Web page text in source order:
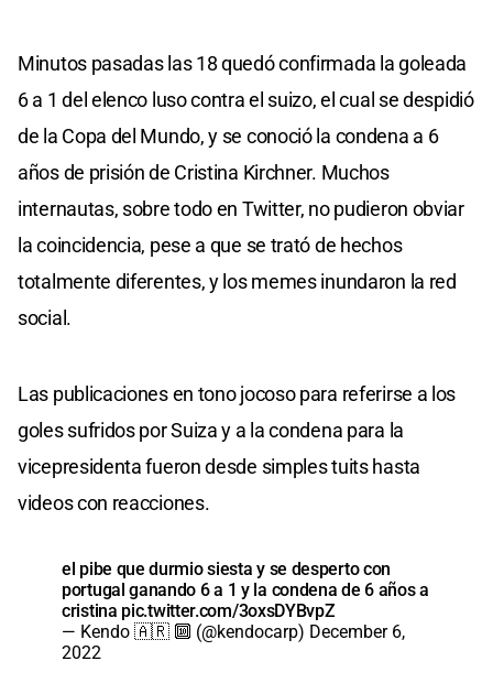
Minutos pasadas las 18 quedó confirmada la goleada
6 a 1 del elenco luso contra el suizo, el cual se despidió
de la Copa del Mundo, y se conoció la condena a 6
años de prisión de Cristina Kirchner. Muchos
internautas, sobre todo en Twitter, no pudieron obviar
la coincidencia, pese a que se trató de hechos
totalmente diferentes, y los memes inundaron la red
social.
Las publicaciones en tono jocoso para referirse a los
goles sufridos por Suiza y a la condena para la
vicepresidenta fueron desde simples tuits hasta
videos con reacciones.
el pibe que durmio siesta y se desperto con
portugal ganando 6 a 1 y la condena de 6 años a
cristina pic.twitter.com/3oxsDYBvpZ
— Kendo 🇦🇷 🔟 (@kendocarp) December 6,
2022